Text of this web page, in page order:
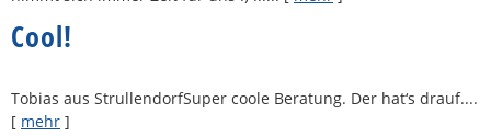
Cool!
Tobias aus StrullendorfSuper coole Beratung. Der hat‘s drauf....
[ mehr ]